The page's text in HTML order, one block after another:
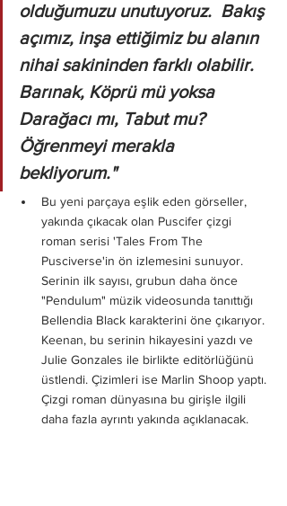
olduğumuzu unutuyoruz.  Bakış
açımız, inşa ettiğimiz bu alanın
nihai sakininden farklı olabilir.
Barınak, Köprü mü yoksa
Darağacı mı, Tabut mu?
Öğrenmeyi merakla
bekliyorum."
Bu yeni parçaya eşlik eden görseller,
yakında çıkacak olan Puscifer çizgi
roman serisi 'Tales From The
Pusciverse'in ön izlemesini sunuyor.
Serinin ilk sayısı, grubun daha önce
"Pendulum" müzik videosunda tanıttığı
Bellendia Black karakterini öne çıkarıyor.
Keenan, bu serinin hikayesini yazdı ve
Julie Gonzales ile birlikte editörlüğünü
üstlendi. Çizimleri ise Marlin Shoop yaptı.
Çizgi roman dünyasına bu girişle ilgili
daha fazla ayrıntı yakında açıklanacak.